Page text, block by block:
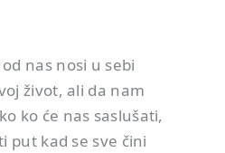
nas nosi u sebi
život, ali da nam
ko će nas saslušati,
put kad se sve čini